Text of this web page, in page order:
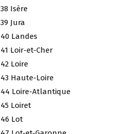
38 Isère
39 Jura
40 Landes
41 Loir-et-Cher
42 Loire
43 Haute-Loire
44 Loire-Atlantique
45 Loiret
46 Lot